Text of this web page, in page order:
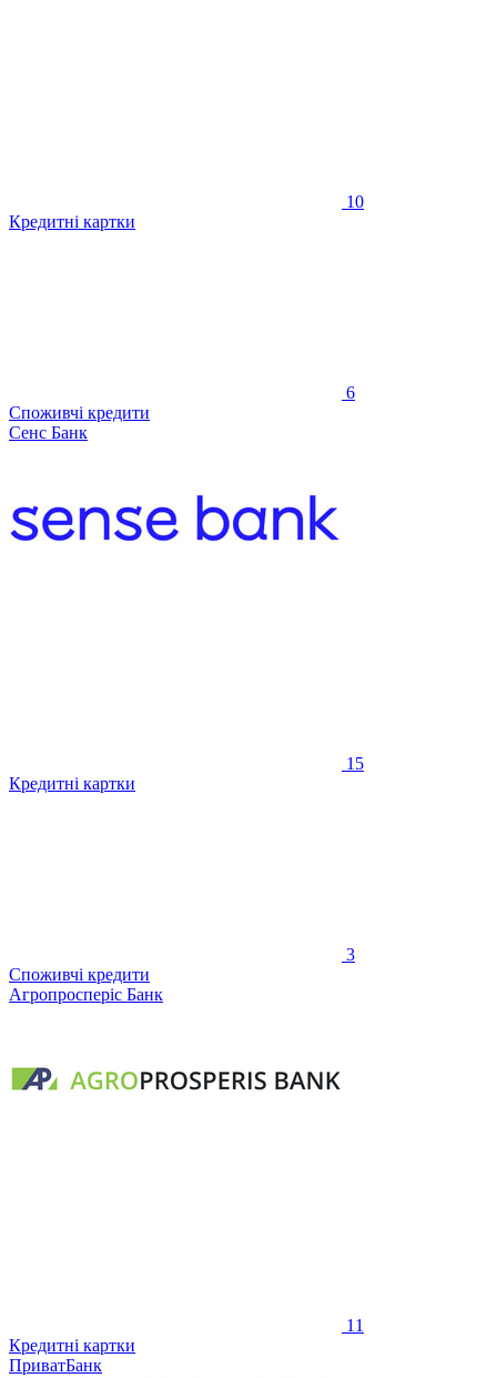
10
Кредитні картки
6
Споживчі кредити
Сенс Банк
15
Кредитні картки
3
Споживчі кредити
Агропросперіс Банк
11
Кредитні картки
ПриватБанк